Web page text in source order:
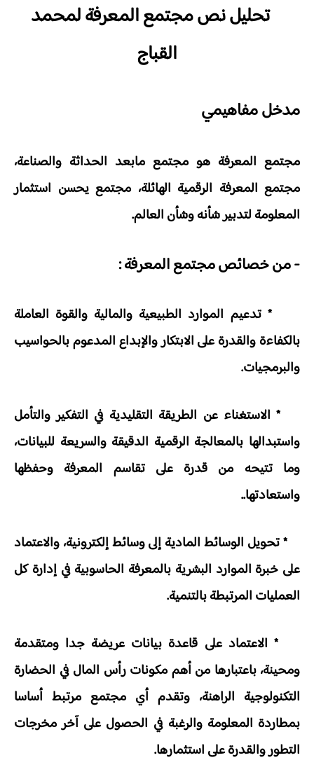
تحليل نص مجتمع المعرفةلمحمد
القباج
مدخل مفاهيمي
مجتمع المعرفة هو مجتمع مابعد الحداثة والصناعة،
مجتمع المعرفة الرقمية الهائلة، مجتمع يحسن استثمار
المعلومة لتدبير شأنه وشأن العالم.
- من خصائص مجتمع المعرفة :
* تدعيم الموارد الطبيعية والمالية والقوة العاملة
بالكفاءة والقدرة على الابتكار والإبداع المدعوم بالحواسيب
والبرمجيات.
* الاستغناء عن الطريقة التقليدية في التفكير والتأمل
واستبدالها بالمعالجة الرقمية الدقيقة والسريعة للبيانات،
وما تتيحه من قدرة على تقاسم المعرفة وحفظها
واستعادتها..
* تحويل الوسائط المادية إلى وسائط إلكترونية، والاعتماد
على خبرة الموارد البشرية بالمعرفة الحاسوبية في إدارة كل
العمليات المرتبطة بالتنمية.
* الاعتماد على قاعدة بيانات عريضة جدا ومتقدمة
ومحينة، باعتبارها من أهم مكونات رأس المال في الحضارة
التكنولوجية الراهنة، وتقدم أي مجتمع مرتبط أساسا
بمطاردة المعلومة والرغبة في الحصول على آخر مخرجات
التطور والقدرة على استثمارها.